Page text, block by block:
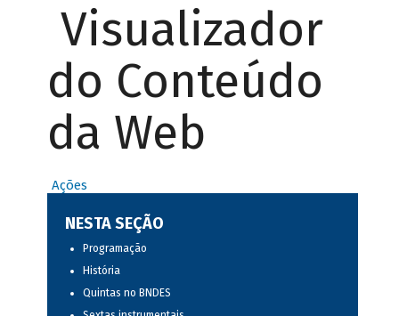
Visualizador
do Conteúdo
da Web
Ações
NESTA SEÇÃO
Programação
História
Quintas no BNDES